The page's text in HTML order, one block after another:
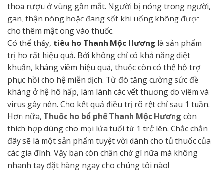
thoa rượu ở vùng gần mắt. Người bị nóng trong người,
gan, thận nóng hoặc đang sốt khi uống không được
cho thêm mật ong vào thuốc.
Có thể thấy, tiêu ho Thanh Mộc Hương là sản phẩm
trị ho rất hiệu quả. Bởi không chỉ có khả năng diệt
khuẩn, kháng viêm hiệu quả, thuốc còn có thể hỗ trợ
phục hồi cho hệ miễn dịch. Từ đó tăng cường sức đề
kháng ở hệ hô hấp, làm lành các vết thương do viêm và
virus gây nên. Cho kết quả điều trị rõ rệt chỉ sau 1 tuần.
Hơn nữa, Thuốc ho bổ phế Thanh Mộc Hương còn
thích hợp dùng cho mọi lứa tuổi từ 1 trở lên. Chắc chắn
đây sẽ là một sản phẩm tuyệt vời dành cho tủ thuốc của
các gia đình. Vậy bạn còn chần chờ gì nữa mà không
nhanh tay đặt hàng ngay cho chúng tôi nào!